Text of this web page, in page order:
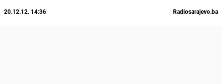
20.12.12. 14:36 Radiosarajevo.ba